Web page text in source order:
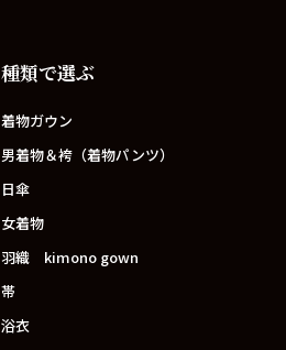
種類で選ぶ
着物ガウン
男着物＆袴（着物パンツ）
日傘
女着物
羽織 kimono gown
帯
浴衣